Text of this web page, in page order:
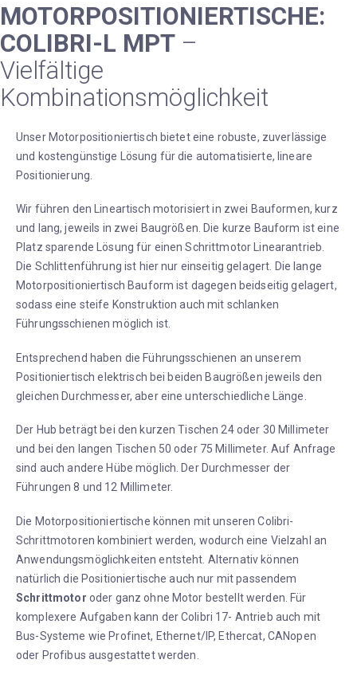
MOTORPOSITIONIERTISCHE:
COLIBRI-L MPT –
Vielfältige
Kombinationsmöglichkeit
Unser Motorpositioniertisch bietet eine robuste, zuverlässige
und kostengünstige Lösung für die automatisierte, lineare
Positionierung.
Wir führen den Lineartisch motorisiert in zwei Bauformen, kurz
und lang, jeweils in zwei Baugrößen. Die kurze Bauform ist eine
Platz sparende Lösung für einen Schrittmotor Linearantrieb.
Die Schlittenführung ist hier nur einseitig gelagert. Die lange
Motorpositioniertisch Bauform ist dagegen beidseitig gelagert,
sodass eine steife Konstruktion auch mit schlanken
Führungsschienen möglich ist.
Entsprechend haben die Führungsschienen an unserem
Positioniertisch elektrisch bei beiden Baugrößen jeweils den
gleichen Durchmesser, aber eine unterschiedliche Länge.
Der Hub beträgt bei den kurzen Tischen 24 oder 30 Millimeter
und bei den langen Tischen 50 oder 75 Millimeter. Auf Anfrage
sind auch andere Hübe möglich. Der Durchmesser der
Führungen 8 und 12 Millimeter.
Die Motorpositioniertische können mit unseren Colibri-
Schrittmotoren kombiniert werden, wodurch eine Vielzahl an
Anwendungsmöglichkeiten entsteht. Alternativ können
natürlich die Positioniertische auch nur mit passendem
Schrittmotor oder ganz ohne Motor bestellt werden. Für
komplexere Aufgaben kann der Colibri 17- Antrieb auch mit
Bus-Systeme wie Profinet, Ethernet/IP, Ethercat, CANopen
oder Profibus ausgestattet werden.